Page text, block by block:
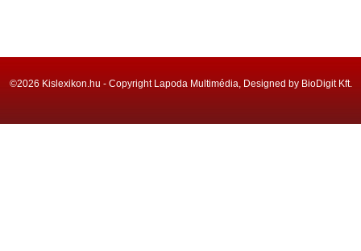
©2026 Kislexikon.hu - Copyright Lapoda Multimédia, Designed by BioDigit Kft.